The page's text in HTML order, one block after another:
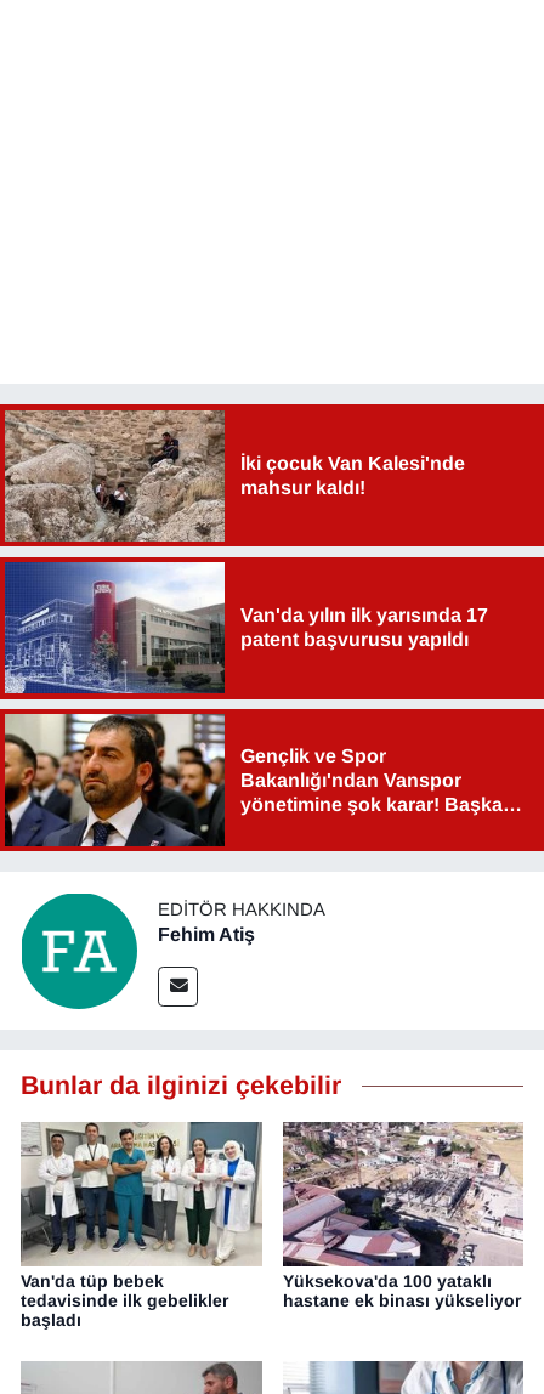
İki çocuk Van Kalesi'nde
mahsur kaldı!
Van'da yılın ilk yarısında 17
patent başvurusu yapıldı
Gençlik ve Spor
Bakanlığı'ndan Vanspor
yönetimine şok karar! Başkan
EDITÖR HAKKINDA
Fehim Atiş
Bunlar da ilginizi çekebilir
Van'da tüp bebek
tedavisinde ilk gebelikler
başladı
Yüksekova'da 100 yataklı
hastane ek binası yükseliyor